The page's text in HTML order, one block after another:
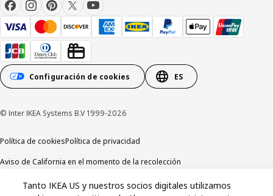
Configuración de cookies ES
© Inter IKEA Systems B.V 1999-2026
Política de cookiesPolítica de privacidad
Aviso de California en el momento de la recolección
Tanto IKEA US y nuestros socios digitales utilizamos